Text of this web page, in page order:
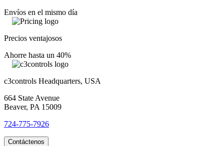
Envíos en el mismo día
Precios ventajosos
Ahorre hasta un 40%
c3controls Headquarters, USA
664 State Avenue
Beaver, PA 15009
724-775-7926
Contáctenos